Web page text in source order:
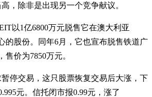
，除非是出现另一个竞争献议。
以1亿6800万元脱售它在澳大利亚
的股份。同年6月，它也宣布脱售铁道广
售价为7850万元。
停交易，这只股票恢复交易后大涨，下
元。信托闭市报0.99元，涨了